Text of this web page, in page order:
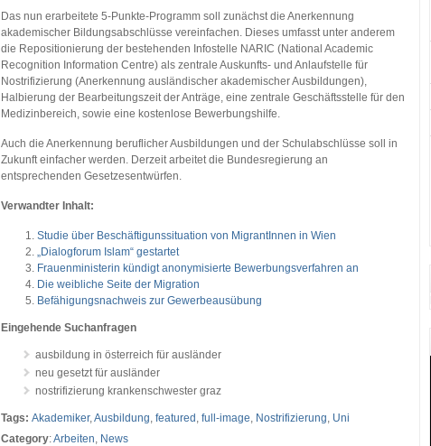
Das nun erarbeitete 5-Punkte-Programm soll zunächst die Anerkennung
akademischer Bildungsabschlüsse vereinfachen. Dieses umfasst unter anderem
die Repositionierung der bestehenden Infostelle NARIC (National Academic
Recognition Information Centre) als zentrale Auskunfts- und Anlaufstelle für
Nostrifizierung (Anerkennung ausländischer akademischer Ausbildungen),
Halbierung der Bearbeitungszeit der Anträge, eine zentrale Geschäftsstelle für den
Medizinbereich, sowie eine kostenlose Bewerbungshilfe.
Auch die Anerkennung beruflicher Ausbildungen und der Schulabschlüsse soll in
Zukunft einfacher werden. Derzeit arbeitet die Bundesregierung an
entsprechenden Gesetzesentwürfen.
Verwandter Inhalt:
Studie über Beschäftigunssituation von MigrantInnen in Wien
„Dialogforum Islam“ gestartet
Frauenministerin kündigt anonymisierte Bewerbungsverfahren an
Die weibliche Seite der Migration
Befähigungsnachweis zur Gewerbeausübung
Eingehende Suchanfragen
ausbildung in österreich für ausländer
neu gesetzt für ausländer
nostrifizierung krankenschwester graz
Tags:Akademiker,Ausbildung ,featured ,full-image Nostrifizierung Uni
Category:Arbeiten News